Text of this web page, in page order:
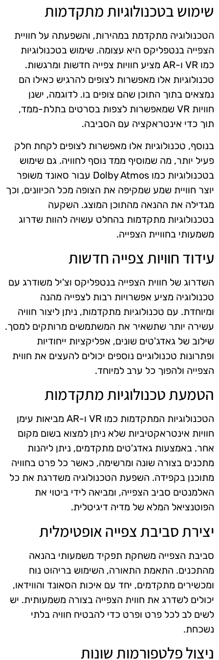
שימוש בטכנולוגיות מתקדמות
הטכנולוגיה מתקדמת במהירות, והשפעתה על חוויית
הצפייה בנטפליקס היא עצומה. שימוש בטכנולוגיות
כמו VR ו-AR מציע חוויות צפייה חדשות ומרגשות.
טכנולוגיות אלו מאפשרות לצופים להרגיש כאילו הם
נמצאים בתוך התוכן שהם צופים בו. לדוגמה, ישנן
חוויות VR שמאפשרות לצפות בסרטים בתלת-ממד,
תוך כדי אינטראקציה עם הסביבה.
בנוסף, טכנולוגיות אלו מאפשרות לצופים לקחת חלק
פעיל יותר, מה שמוסיף ממד נוסף לחוויה. גם שימוש
בטכנולוגיות כמו Dolby Atmos עבור סאונד משופר
יוצר חוויית שמע שמקיפה את הצופה מכל הכיוונים, וכך
מגדילה את ההנאה מהתוכן המוצג. השקעה
בטכנולוגיות מתקדמות בהחלט עשויה להוות שדרוג
משמעותי בחוויית הצפייה.
עידוד חוויות צפייה חדשות
השדרוג של חווית הצפייה בנטפליקס וצ'יל משודרג עם
טכנולוגיה מציע אפשרויות רבות לצפייה מהנה
ומיוחדת. עם טכנולוגיות מתקדמות, ניתן ליצור חוויה
עשירה יותר שתשאיר את המשתמשים מרותקים למסך.
שילוב של גאדג'טים שונים, אפליקציות ייחודיות
ופתרונות טכנולוגיים נוספים יכולים להעצים את חווית
הצפייה ולהפוך כל ערב למיוחד.
הטמעת טכנולוגיות מתקדמות
הטכנולוגיות המתקדמות כמו VR ו-AR מביאות עימן
חוויות אינטראקטיביות שלא ניתן למצוא בשום מקום
אחר. באמצעות גאדג'טים מתקדמים, ניתן ליהנות
מתכנים בצורה שונה ומרשימה, כאשר כל פרט בחוויה
מתוכנן בקפידה. השפעת הטכנולוגיה משדרגת את כל
האלמנטים סביב הצפייה, ומביאה לידי ביטוי את
הפוטנציאל המלא של מדיה דיגיטלית.
יצירת סביבת צפייה אופטימלית
סביבת הצפייה משחקת תפקיד משמעותי בהנאה
מהתכנים. התאמת התאורה, השימוש בריהוט נוח
ומכשירים מתקדמים, יחד עם איכות הסאונד והווידאו,
יכולים לשדרג את חווית הצפייה בצורה משמעותית. יש
לשים לב לכל פרט ופרט כדי להבטיח חוויה בלתי
נשכחת.
ניצול פלטפורמות שונות